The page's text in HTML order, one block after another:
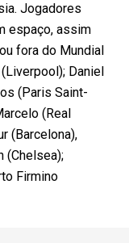
Jogadores
espaço, assim
fora do Mundial
Daniel
(Paris Saint-
(Real
(Barcelona),
(Chelsea);
Firmino